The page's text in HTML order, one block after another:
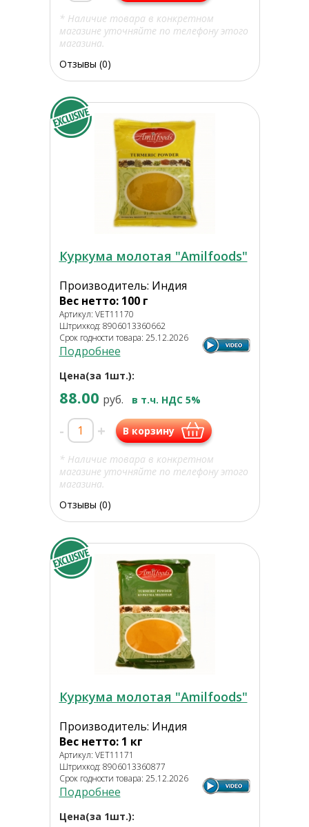
* Наличие товара в конкретном
магазине уточняйте по телефону этого
магазина.
Отзывы (0)
Куркума молотая "Amilfoods"
Производитель: Индия
Вес нетто: 100 г
Артикул: VET11170
Штрихкод: 8906013360662
Срок годности товара: 25.12.2026
Подробнее
Цена(за 1шт.):
88.00 руб. в т.ч. НДС 5%
- + В корзину
* Наличие товара в конкретном
магазине уточняйте по телефону этого
магазина.
Отзывы (0)
Куркума молотая "Amilfoods"
Производитель: Индия
Вес нетто: 1 кг
Артикул: VET11171
Штрихкод: 8906013360877
Срок годности товара: 25.12.2026
Подробнее
Цена(за 1шт.):